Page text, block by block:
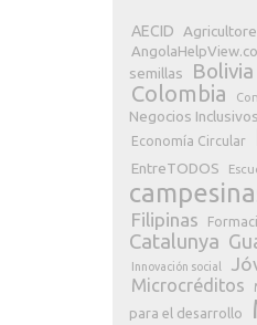
AECID
semillas
Bolivia
Colombia
Negocios Inclusivos
Economía Circular
EntreTODOS
Filipinas
Catalunya
Innovación social
Microcréditos
para el desarrollo